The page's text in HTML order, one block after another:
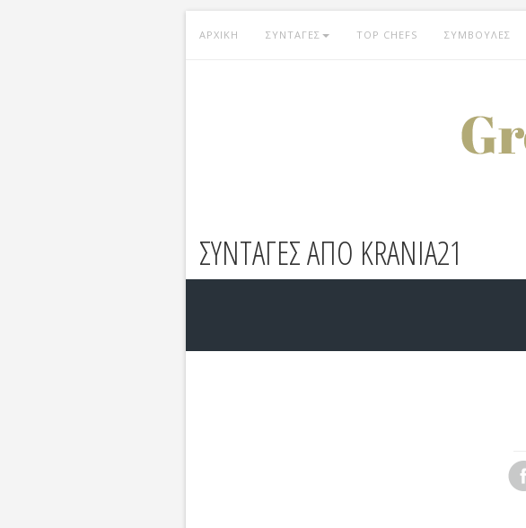
ΑΡΧΙΚΗ ΣΥΝΤΑΓΕΣ TOP CHEFS ΣΥΜΒΟΥΛΕΣ
ΣΥΝΤΑΓΕΣ ΑΠΟ KRANIA21